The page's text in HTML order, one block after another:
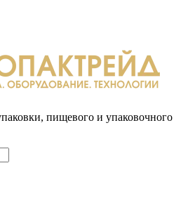
пищевого и упаковочного